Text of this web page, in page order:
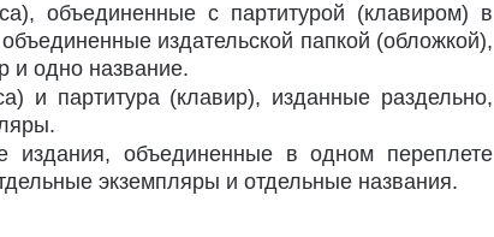
объединенные с партитурой (клавиром) в
издательской папкой (обложкой),
и одно название.
и партитура (клавир), изданные раздельно,
издания, объединенные в одном переплете
экземпляры и отдельные названия.